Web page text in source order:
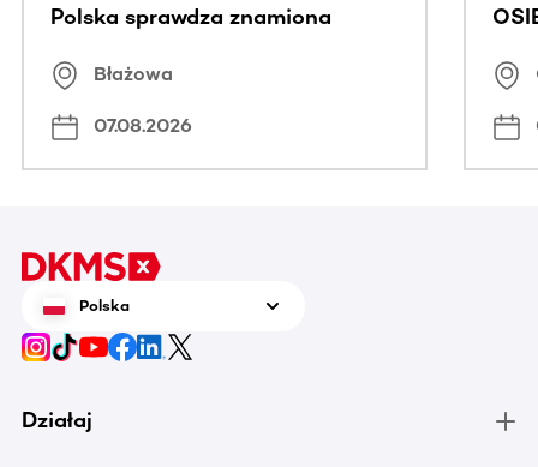
Polska sprawdza znamiona
Błażowa
07.08.2026
Polska
Działaj